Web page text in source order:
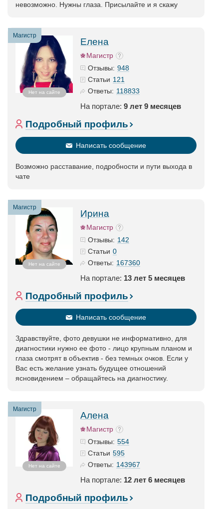
невозможно. Нужны глаза. Присылайте и я скажу
Магистр
Нет на сайте
Елена
Магистр
Отзывы: 948
Статьи 121
Ответы: 118833
На портале: 9 лет 9 месяцев
Подробный профиль
Написать сообщение
Возможно расставание, подробности и пути выхода в
чате
Магистр
Нет на сайте
Ирина
Магистр
Отзывы: 142
Статьи 0
Ответы: 167360
На портале: 13 лет 5 месяцев
Подробный профиль
Написать сообщение
Здравствуйте, фото девушки не информативно, для
диагностики нужно ее фото - лицо крупным планом и
глаза смотрят в объектив - без темных очков. Если у
Вас есть желание узнать будущее отношений
ясновидением – обращайтесь на диагностику.
Магистр
Нет на сайте
Алена
Магистр
Отзывы: 554
Статьи 595
Ответы: 143967
На портале: 12 лет 6 месяцев
Подробный профиль